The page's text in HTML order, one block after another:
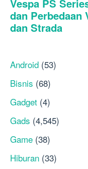
Android (53)
Bisnis (68)
Gadget (4)
Gads (4,545)
Game (38)
Hiburan (33)